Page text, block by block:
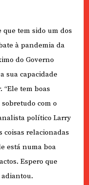
tem sido um dos
à pandemia da
do Governo
sua capacidade
“Ele tem boas
com o
político Larry
coisas relacionadas
está numa boa
Espero que